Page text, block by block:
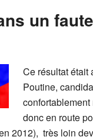
un
Ce résultat était
Poutine,
donc en route
2012), très loin